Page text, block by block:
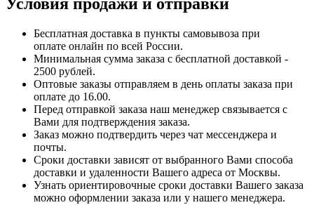
Условия продажи и отправки
Бесплатная доставка в пункты самовывоза при
оплате онлайн по всей России.
Минимальная сумма заказа с бесплатной доставкой -
2500 рублей.
Оптовые заказы отправляем в день оплаты заказа при
оплате до 16.00.
Перед отправкой заказа наш менеджер связывается с
Вами для подтверждения заказа.
Заказ можно подтвердить через чат мессенджера и
почты.
Сроки доставки зависят от выбранного Вами способа
доставки и удаленности Вашего адреса от Москвы.
Узнать ориентировочные сроки доставки Вашего заказа
можно оформлении заказа или у нашего менеджера.